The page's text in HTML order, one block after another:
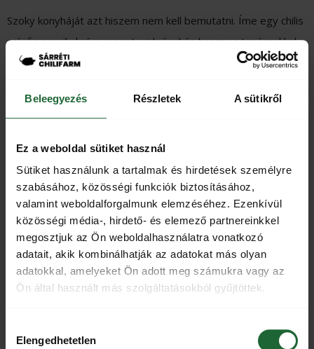
Beleegyezés Részletek A sütikről
Ez a weboldal sütiket használ
Sütiket használunk a tartalmak és hirdetések személyre
szabásához, közösségi funkciók biztosításához,
valamint weboldalforgalmunk elemzéséhez. Ezenkívül
közösségi média-, hirdető- és elemező partnereinkkel
megosztjuk az Ön weboldalhasználatra vonatkozó
adatait, akik kombinálhatják az adatokat más olyan
adatokkal, amelyeket Ön adott meg számukra vagy az
Ön által használt más szolgáltatásokból gyűjtöttek.
kiválasztása
Elengedhetetlen
Szoky konyháját azt hiszem nem kell bemutatni. Íme egy chilis
csípős paprikakrém recept, videóval és hasznos tanácsokkal,
ha fentiek túl szárazak lettek volna.
Mindenhol más a neve: Macska***** vagy
kutya*****
Ha esetleg nem kínlódnál az életlen késes aprítóval otthon,
Amelyet a rádióból és tv-ből jól ismert Rákóczi Feri kérésére